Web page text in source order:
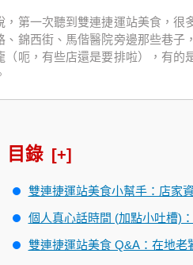
，第一次聽到雙連捷運站美食，很
、錦西街、馬偕醫院旁邊那些巷
（呃，有些店還是要排啦），有的
目錄 [+]
雙連捷運站美食小幫手：店家
個人真心話時間 (加點小吐槽)：
雙連捷運站美食 Q&A：在地老